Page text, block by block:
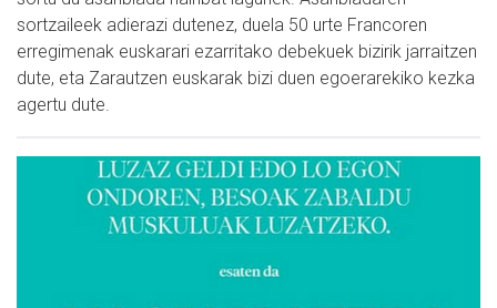
sortzaileek adierazi dutenez, duela 50 urte Francoren
erregimenak euskarari ezarritako debekuek bizirik jarraitzen
dute, eta Zarautzen euskarak bizi duen egoerarekiko kezka
agertu dute.